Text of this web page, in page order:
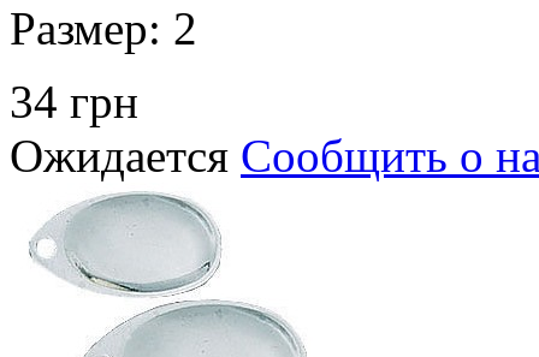
Размер: 2
34 грн
Ожидается Сообщить о